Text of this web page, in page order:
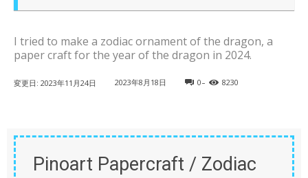
I tried to make a zodiac ornament of the dragon, a
paper craft for the year of the dragon in 2024.
変更日: 2023年11月24日 2023年8月18日 0- 8230
Pinoart Papercraft / Zodiac